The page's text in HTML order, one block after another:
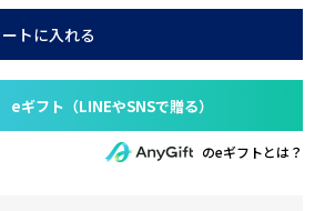
トに入れる
のeギフトとは？